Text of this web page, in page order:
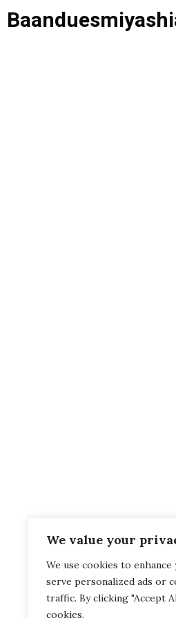
We value your
We use cookies to
serve personalized ads or
traffic. By clicking "Accept
cookies.
Saltar
al